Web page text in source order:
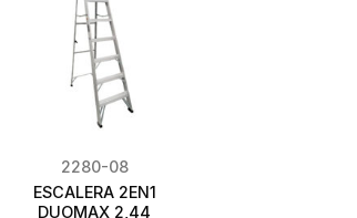
2280-08
ESCALERA 2EN1
DUOMAX 2,44